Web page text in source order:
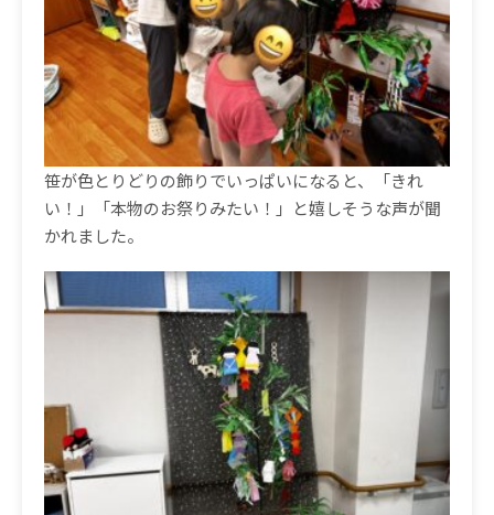
笹が色とりどりの飾りでいっぱいになると、「きれ
い！」「本物のお祭りみたい！」と嬉しそうな声が聞
かれました。